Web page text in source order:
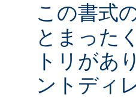
この書式
とまった
トリがあ
ントディ